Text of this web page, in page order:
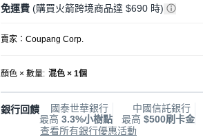
免運費 (購買火箭跨境商品達 $690 時)
賣家： Coupang Corp.
顏色 × 數量: 混色 × 1個
銀行回饋
國泰世華銀行
最高 3.3%小樹點
中國信託銀行
最高 $500刷卡金
查看所有銀行優惠活動